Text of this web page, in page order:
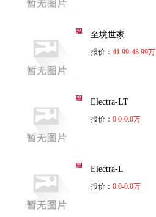
至境世家
报价： 41.99-48.99万
Electra-LT
报价： 0.0-0.0万
Electra-L
报价： 0.0-0.0万